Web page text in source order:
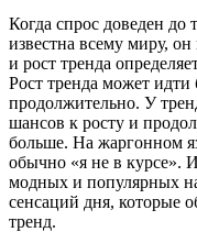
Когда спрос доведен до
известна всему миру,
и рост тренда
Рост тренда может
продолжительно. У
шансов к росту и
больше. На жаргонном
обычно «я не в курсе».
модных и популярных
сенсаций дня, которые
тренд.